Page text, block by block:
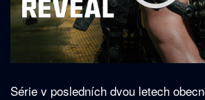
Série v posledních dvou letech